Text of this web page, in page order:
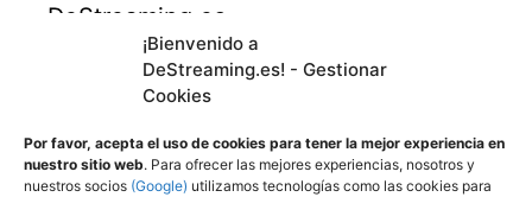
¡Bienvenido a
DeStreaming.es! - Gestionar
Cookies
Por favor, acepta el uso de cookies para tener la mejor experiencia en
nuestro sitio web. Para ofrecer las mejores experiencias, nosotros y
nuestros socios (Google) utilizamos tecnologías como las cookies para
DeStreaming.es
En calidad de afiliado de Amazon, obtengo
cumplen los requisitos aplicables.